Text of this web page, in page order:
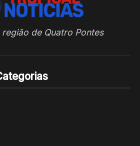
de Quatro Pontes